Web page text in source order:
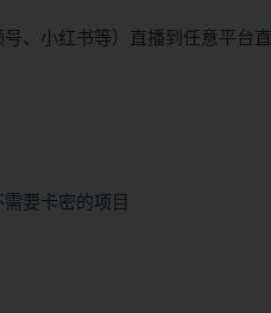
、小红书等）直播到任意平台
要卡密的项目